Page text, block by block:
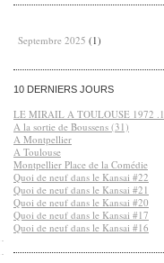
Septembre 2025 (1)
10 DERNIERS JOURS
LE MIRAIL A TOULOUSE 1972 .1
A la sortie de Boussens (31)
A Montpellier
A Toulouse
Montpellier Place de la Comédie
Quoi de neuf dans le Kansai #22
Quoi de neuf dans le Kansai #21
Quoi de neuf dans le Kansai #20
Quoi de neuf dans le Kansai #17
Quoi de neuf dans le Kansai #16